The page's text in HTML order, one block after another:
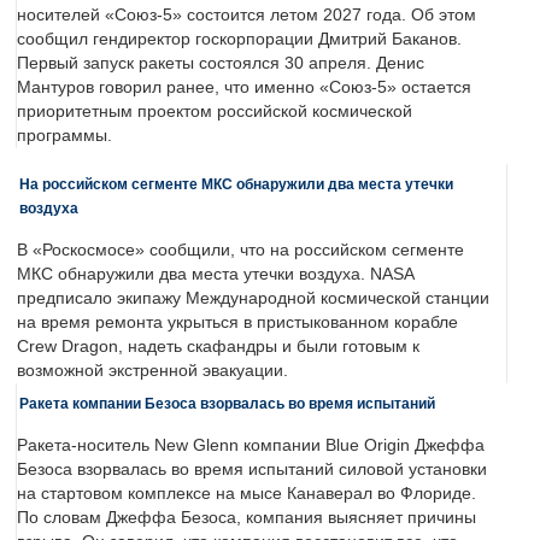
носителей «Союз-5» состоится летом 2027 года. Об этом
сообщил гендиректор госкорпорации Дмитрий Баканов.
Первый запуск ракеты состоялся 30 апреля. Денис
Мантуров говорил ранее, что именно «Союз-5» остается
приоритетным проектом российской космической
программы.
На российском сегменте МКС обнаружили два места утечки
воздуха
В «Роскосмосе» сообщили, что на российском сегменте
МКС обнаружили два места утечки воздуха. NASA
предписало экипажу Международной космической станции
на время ремонта укрыться в пристыкованном корабле
Crew Dragon, надеть скафандры и были готовым к
возможной экстренной эвакуации.
Ракета компании Безоса взорвалась во время испытаний
Ракета-носитель New Glenn компании Blue Origin Джеффа
Безоса взорвалась во время испытаний силовой установки
на стартовом комплексе на мысе Канаверал во Флориде.
По словам Джеффа Безоса, компания выясняет причины